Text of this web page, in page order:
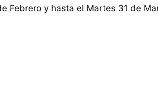
Febrero y hasta el Martes 31 de